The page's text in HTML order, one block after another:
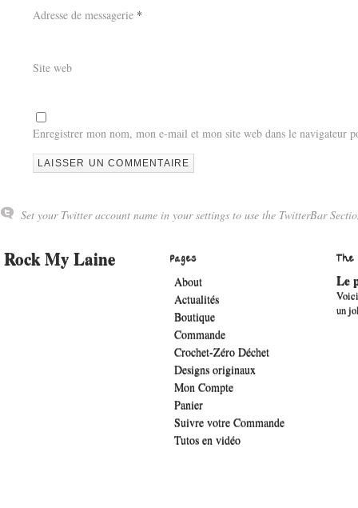
Adresse de messagerie *
Site web
Enregistrer mon nom, mon e-mail et mon site web dans le navigateur
Set your Twitter account name in your settings to use the TwitterBar
Rock My Laine Pages
About
Actualités
Boutique
Commande
Crochet-Zéro Déchet
Designs originaux
Mon Compte
Panier
Suivre votre Commande
Tutos en vidéo
Le
un